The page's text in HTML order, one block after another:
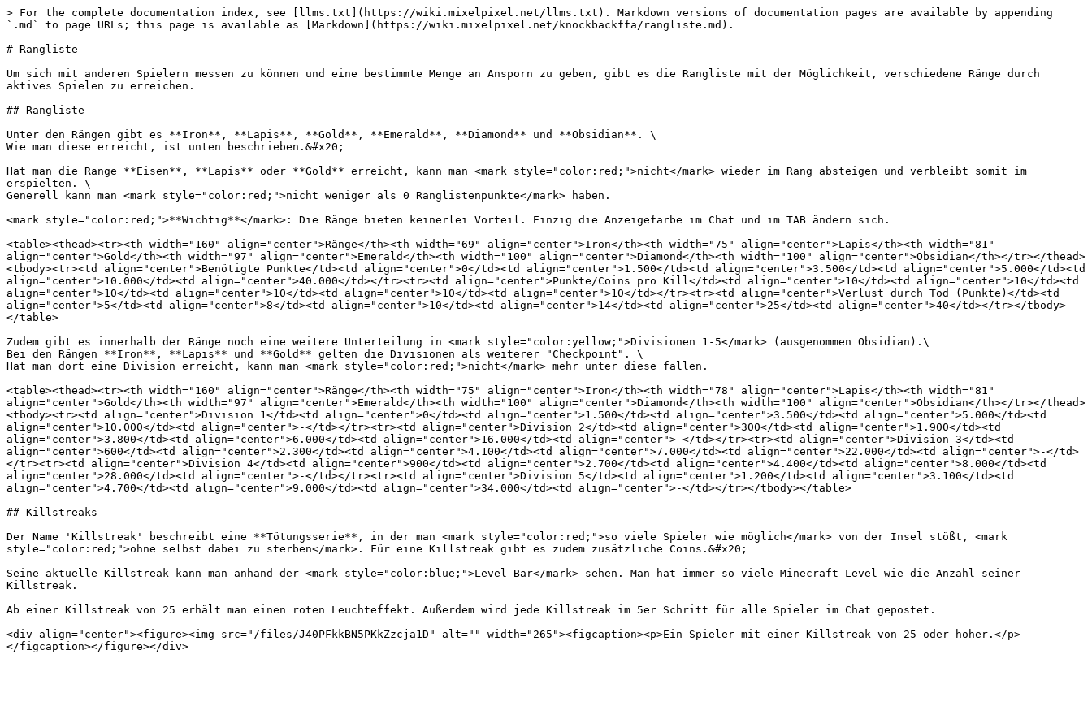
> For the complete documentation index, see [llms.txt](https://wiki.mixelpixel.net/llms.txt). Markdown versions of documentation pages are available by appending
`.md` to page URLs; this page is available as [Markdown](https://wiki.mixelpixel.net/knockbackffa/rangliste.md).
# Rangliste
Um sich mit anderen Spielern messen zu können und eine bestimmte Menge an Ansporn zu geben, gibt es die Rangliste mit der Möglichkeit, verschiedene Ränge durch
aktives Spielen zu erreichen.
## Rangliste
Unter den Rängen gibt es **Iron**, **Lapis**, **Gold**, **Emerald**, **Diamond** und **Obsidian**. \
Wie man diese erreicht, ist unten beschrieben.&#x20;
Hat man die Ränge **Eisen**, **Lapis** oder **Gold** erreicht, kann man <mark style="color:red;">nicht</mark> wieder im Rang absteigen und verbleibt somit im
erspielten. \
Generell kann man <mark style="color:red;">nicht weniger als 0 Ranglistenpunkte</mark> haben.
<mark style="color:red;">**Wichtig**</mark>: Die Ränge bieten keinerlei Vorteil. Einzig die Anzeigefarbe im Chat und im TAB ändern sich.
<table><thead><tr><th width="160" align="center">Ränge</th><th width="69" align="center">Iron</th><th width="75" align="center">Lapis</th><th width="81"
align="center">Gold</th><th width="97" align="center">Emerald</th><th width="100" align="center">Diamond</th><th width="100" align="center">Obsidian</th></tr></thead>
<tbody><tr><td align="center">Benötigte Punkte</td><td align="center">0</td><td align="center">1.500</td><td align="center">3.500</td><td align="center">5.000</td><td
align="center">10.000</td><td align="center">40.000</td></tr><tr><td align="center">Punkte/Coins pro Kill</td><td align="center">10</td><td align="center">10</td><td
align="center">10</td><td align="center">10</td><td align="center">10</td><td align="center">10</td></tr><tr><td align="center">Verlust durch Tod (Punkte)</td><td
align="center">5</td><td align="center">8</td><td align="center">10</td><td align="center">14</td><td align="center">25</td><td align="center">40</td></tr></tbody>
</table>
Zudem gibt es innerhalb der Ränge noch eine weitere Unterteilung in <mark style="color:yellow;">Divisionen 1-5</mark> (ausgenommen Obsidian).\
Bei den Rängen **Iron**, **Lapis** und **Gold** gelten die Divisionen als weiterer "Checkpoint". \
Hat man dort eine Division erreicht, kann man <mark style="color:red;">nicht</mark> mehr unter diese fallen.
<table><thead><tr><th width="160" align="center">Ränge</th><th width="75" align="center">Iron</th><th width="78" align="center">Lapis</th><th width="81"
align="center">Gold</th><th width="97" align="center">Emerald</th><th width="100" align="center">Diamond</th><th width="100" align="center">Obsidian</th></tr></thead>
<tbody><tr><td align="center">Division 1</td><td align="center">0</td><td align="center">1.500</td><td align="center">3.500</td><td align="center">5.000</td><td
align="center">10.000</td><td align="center">-</td></tr><tr><td align="center">Division 2</td><td align="center">300</td><td align="center">1.900</td><td
align="center">3.800</td><td align="center">6.000</td><td align="center">16.000</td><td align="center">-</td></tr><tr><td align="center">Division 3</td><td
align="center">600</td><td align="center">2.300</td><td align="center">4.100</td><td align="center">7.000</td><td align="center">22.000</td><td align="center">-</td>
</tr><tr><td align="center">Division 4</td><td align="center">900</td><td align="center">2.700</td><td align="center">4.400</td><td align="center">8.000</td><td
align="center">28.000</td><td align="center">-</td></tr><tr><td align="center">Division 5</td><td align="center">1.200</td><td align="center">3.100</td><td
align="center">4.700</td><td align="center">9.000</td><td align="center">34.000</td><td align="center">-</td></tr></tbody></table>
## Killstreaks
Der Name 'Killstreak' beschreibt eine **Tötungsserie**, in der man <mark style="color:red;">so viele Spieler wie möglich</mark> von der Insel stößt, <mark
style="color:red;">ohne selbst dabei zu sterben</mark>. Für eine Killstreak gibt es zudem zusätzliche Coins.&#x20;
Seine aktuelle Killstreak kann man anhand der <mark style="color:blue;">Level Bar</mark> sehen. Man hat immer so viele Minecraft Level wie die Anzahl seiner
Killstreak.
Ab einer Killstreak von 25 erhält man einen roten Leuchteffekt. Außerdem wird jede Killstreak im 5er Schritt für alle Spieler im Chat gepostet.
<div align="center"><figure><img src="/files/J40PFkkBN5PKkZzcja1D" alt="" width="265"><figcaption><p>Ein Spieler mit einer Killstreak von 25 oder höher.</p>